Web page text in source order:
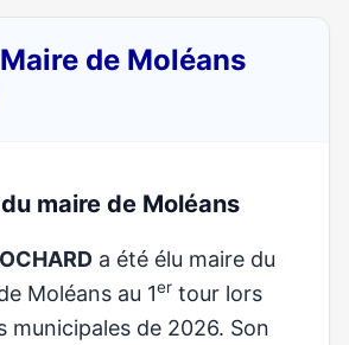
de Moléans
maire de Moléans
a été élu maire du
Moléans au 1er tour lors
municipales de 2026. Son